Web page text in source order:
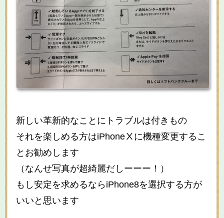
新しい革新的なことにトラブルは付きもの
それを楽しめる方はiPhoneⅩに機種変更するこ
とお勧めします
（なんせ写真が超綺麗だしーーー！）
もし安定を求めるならiPhone8を選択する方が
いいと思います